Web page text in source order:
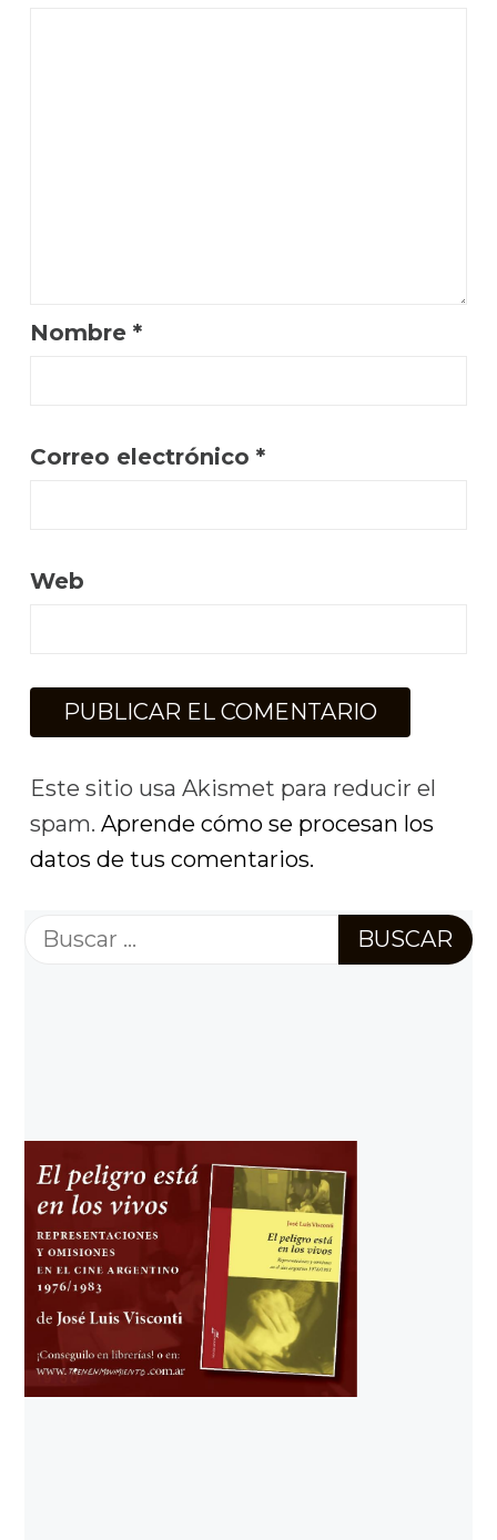
Nombre *
Correo electrónico *
Web
Este sitio usa Akismet para reducir el
spam. Aprende cómo se procesan los
datos de tus comentarios.
Buscar: